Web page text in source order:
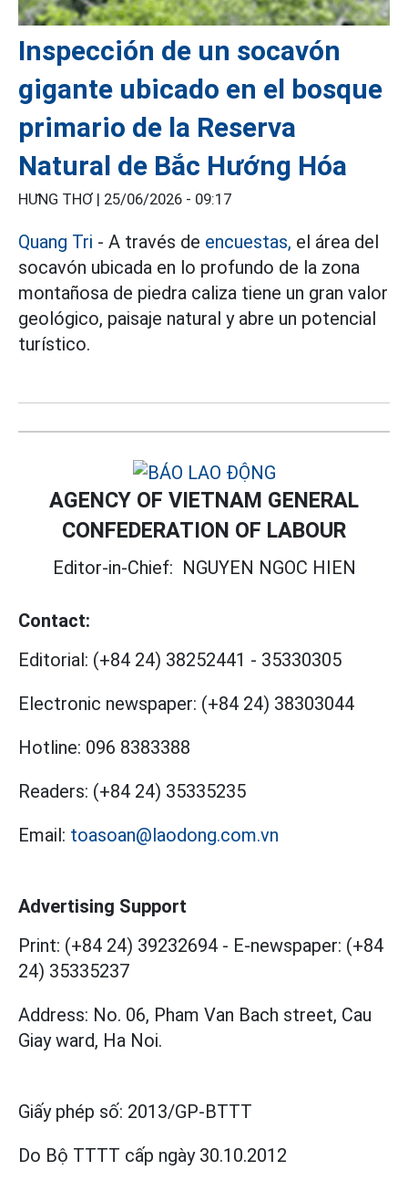
Inspección de un socavón
gigante ubicado en el bosque
primario de la Reserva
Natural de Bắc Hướng Hóa
HƯNG THƠ | 25/06/2026 - 09:17
Quang Tri - A través de encuestas, el área del
socavón ubicada en lo profundo de la zona
montañosa de piedra caliza tiene un gran valor
geológico, paisaje natural y abre un potencial
turístico.
AGENCY OF VIETNAM GENERAL
CONFEDERATION OF LABOUR
Editor-in-Chief: NGUYEN NGOC HIEN
Contact:
Editorial: (+84 24) 38252441 - 35330305
Electronic newspaper: (+84 24) 38303044
Hotline: 096 8383388
Readers: (+84 24) 35335235
Email: toasoan@laodong.com.vn
Advertising Support
Print: (+84 24) 39232694 - E-newspaper: (+84
24) 35335237
Address: No. 06, Pham Van Bach street, Cau
Giay ward, Ha Noi.
Giấy phép số: 2013/GP-BTTT
Do Bộ TTTT cấp ngày 30.10.2012